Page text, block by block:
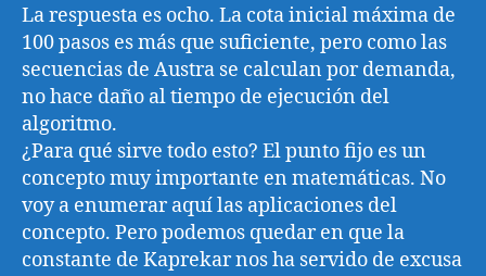
La respuesta es ocho. La cota inicial máxima de
100 pasos es más que suficiente, pero como las
secuencias de Austra se calculan por demanda,
no hace daño al tiempo de ejecución del
algoritmo.
¿Para qué sirve todo esto? El punto fijo es un
concepto muy importante en matemáticas. No
voy a enumerar aquí las aplicaciones del
concepto. Pero podemos quedar en que la
constante de Kaprekar nos ha servido de excusa